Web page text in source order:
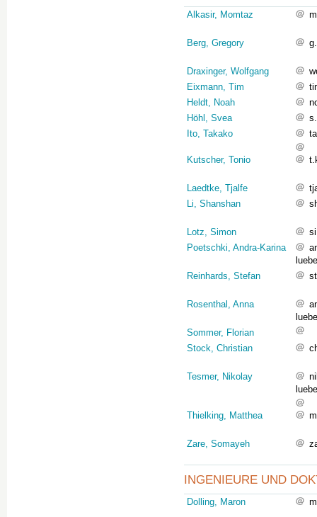
Alkasir, Momtaz
Berg, Gregory
Draxinger, Wolfgang
Eixmann, Tim
Heldt, Noah
Höhl, Svea
Ito, Takako
Kutscher, Tonio
Laedtke, Tjalfe
Li, Shanshan
Lotz, Simon
Poetschki, Andra-Karina
Reinhards, Stefan
Rosenthal, Anna
Sommer, Florian
Stock, Christian
Tesmer, Nikolay
Thielking, Matthea
Zare, Somayeh
INGENIEURE UND
Dolling, Maron